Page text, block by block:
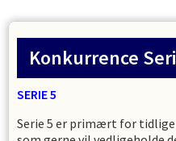
Konkurrence
SERIE 5
Serie 5 er primært for